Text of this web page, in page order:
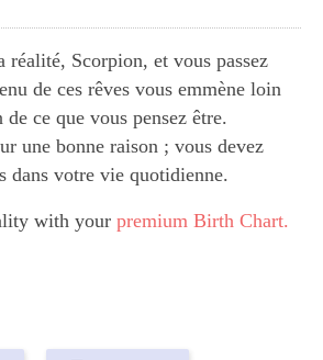
Scorpion, et vous passez
de ces rêves vous emmène loin
ce que vous pensez être.
une bonne raison ; vous devez
dans votre vie quotidienne.
with your premium Birth Chart.